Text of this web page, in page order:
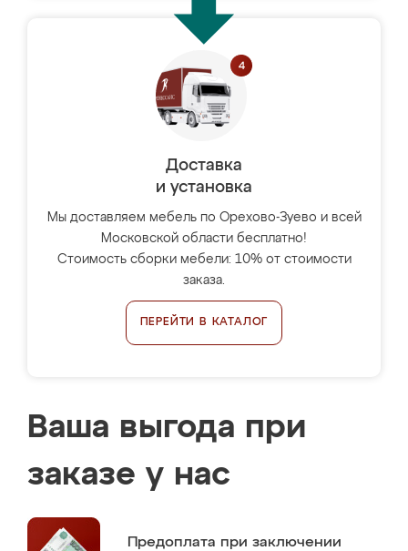
Доставка
и установка
Мы доставляем мебель по Орехово-Зуево и всей
Московской области бесплатно!
Стоимость сборки мебели: 10% от стоимости
заказа.
ПЕРЕЙТИ В КАТАЛОГ
Ваша выгода при
заказе у нас
Предоплата при заключении